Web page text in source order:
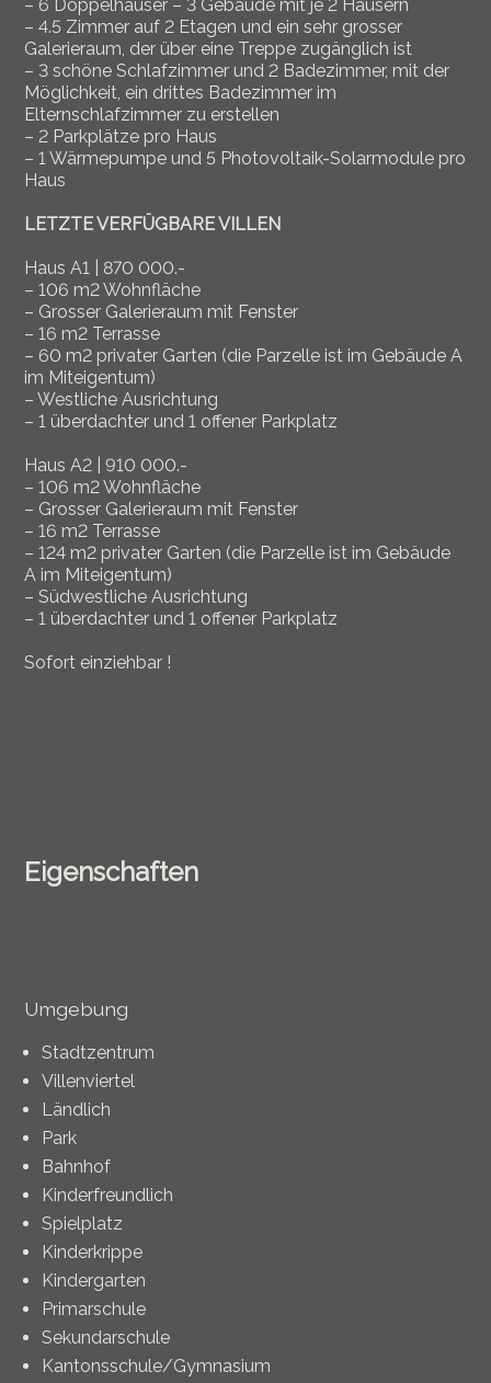
– 6 Doppelhäuser – 3 Gebäude mit je 2 Häusern
– 4.5 Zimmer auf 2 Etagen und ein sehr grosser
Galerieraum, der über eine Treppe zugänglich ist
– 3 schöne Schlafzimmer und 2 Badezimmer, mit der
Möglichkeit, ein drittes Badezimmer im
Elternschlafzimmer zu erstellen
– 2 Parkplätze pro Haus
– 1 Wärmepumpe und 5 Photovoltaik-Solarmodule pro
Haus
LETZTE VERFÜGBARE VILLEN
Haus A1 | 870 000.-
– 106 m2 Wohnfläche
– Grosser Galerieraum mit Fenster
– 16 m2 Terrasse
– 60 m2 privater Garten (die Parzelle ist im Gebäude A
im Miteigentum)
– Westliche Ausrichtung
– 1 überdachter und 1 offener Parkplatz
Haus A2 | 910 000.-
– 106 m2 Wohnfläche
– Grosser Galerieraum mit Fenster
– 16 m2 Terrasse
– 124 m2 privater Garten (die Parzelle ist im Gebäude
A im Miteigentum)
– Südwestliche Ausrichtung
– 1 überdachter und 1 offener Parkplatz
Sofort einziehbar !
Eigenschaften
Umgebung
Stadtzentrum
Villenviertel
Ländlich
Park
Bahnhof
Kinderfreundlich
Spielplatz
Kinderkrippe
Kindergarten
Primarschule
Sekundarschule
Kantonsschule/Gymnasium